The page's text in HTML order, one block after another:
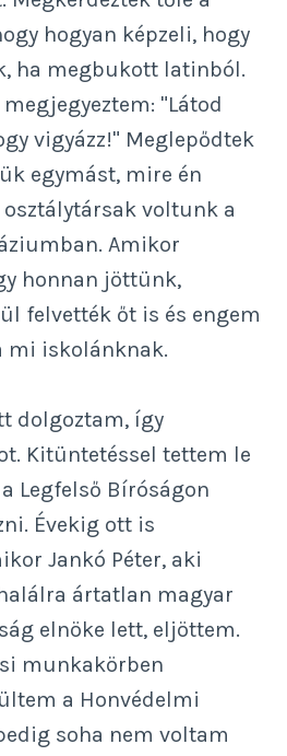
hogyan képzeli, hogy
ha megbukott latinból.
"Látod
vigyázz!" Meglepődtek
egymást, mire én
voltunk a
Amikor
honnan jöttünk,
felvették őt is és engem
mi iskolánknak.
dolgoztam, így
Kitüntetéssel tettem le
Legfelső Bíróságon
Évekig ott is
Jankó Péter, aki
ártatlan magyar
elnöke lett, eljöttem.
munkakörben
a Honvédelmi
soha nem voltam